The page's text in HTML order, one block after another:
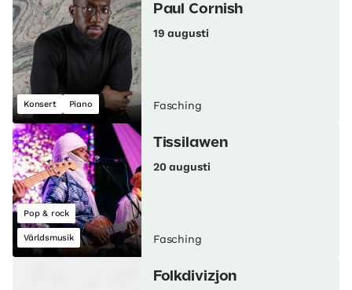
Konsert Piano
Paul Cornish
19 augusti
Fasching
Pop & rock
Världsmusik
Tissilawen
20 augusti
Fasching
Folkdivizjon